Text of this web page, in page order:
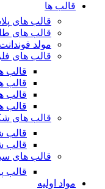
قالب ها
قالب های
قالب های
مولد فوندانت
قالب های
قالب
قالب
قالب
قالب
قالب های
قالب
قالب
قالب های
قالب
مواد اولیه